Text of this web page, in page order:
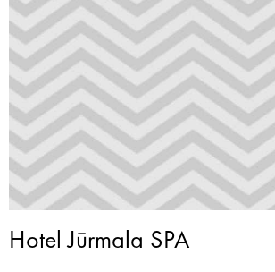
Hotel Jūrmala SPA